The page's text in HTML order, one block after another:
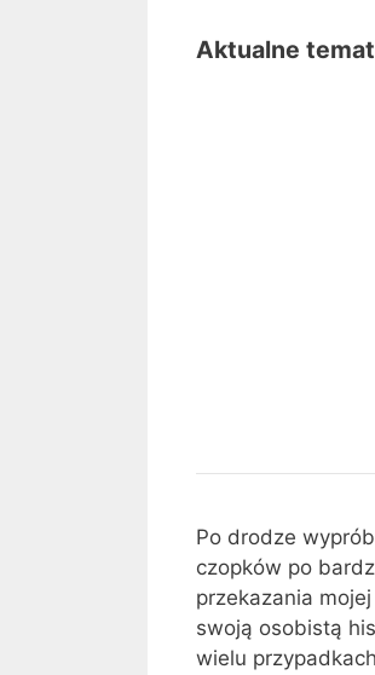
Aktualne
Schall
doświadczeń
jasnym
przeglądem
układ
CMD
i
przyczyny
funkcjonalne
Po drodze
czopków po
przekazania
swoją osobistą
wielu